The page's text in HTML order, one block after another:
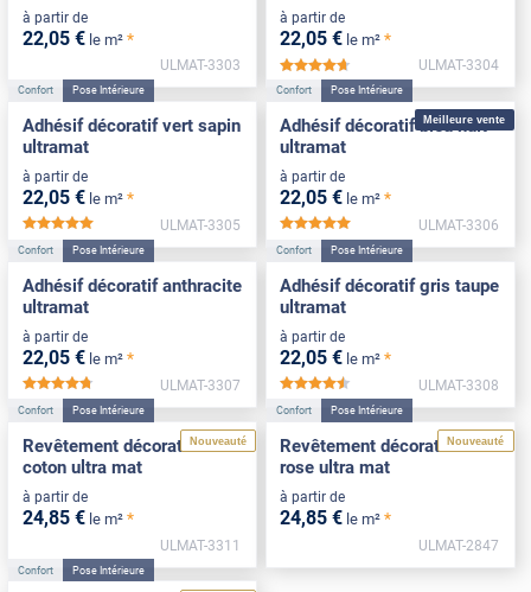
à partir de
22,05 € le m² *
ULMAT-3303
à partir de
22,05 € le m² *
*****
ULMAT-3304
Confort Pose Intérieure
Adhésif décoratif vert sapin
ultramat
à partir de
22,05 € le m² *
ULMAT-3305
Meilleure vente
Confort Pose Intérieure
Adhésif décoratif bleu nuit
ultramat
à partir de
22,05 € le m² *
ULMAT-3306
Confort Pose Intérieure
Adhésif décoratif anthracite
ultramat
à partir de
22,05 € le m² *
*****
ULMAT-3307
Confort Pose Intérieure
Adhésif décoratif gris taupe
ultramat
à partir de
22,05 € le m² *
*****
ULMAT-3308
Nouveauté
Confort Pose Intérieure
Revêtement décoratif blanc
coton ultra mat
à partir de
24,85 € le m² *
ULMAT-3311
Nouveauté
Confort Pose Intérieure
Revêtement décoratif sable
rose ultra mat
à partir de
24,85 € le m² *
ULMAT-2847
Confort Pose Intérieure